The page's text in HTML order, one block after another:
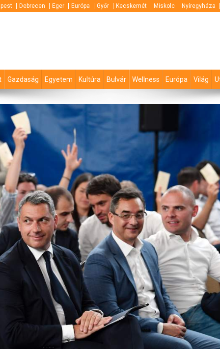
Debrecen Eger Európa Győr Kecskemét Miskolc Nyíregyháza
Gazdaság Egyetem Kultúra Bulvár Wellness Európa Világ